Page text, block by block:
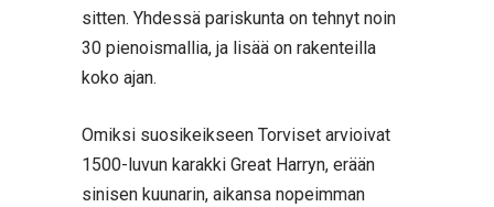
sitten. Yhdessä pariskunta on tehnyt noin
30 pienoismallia, ja lisää on rakenteilla
koko ajan.
Omiksi suosikeikseen Torviset arvioivat
1500-luvun karakki Great Harryn, erään
sinisen kuunarin, aikansa nopeimman